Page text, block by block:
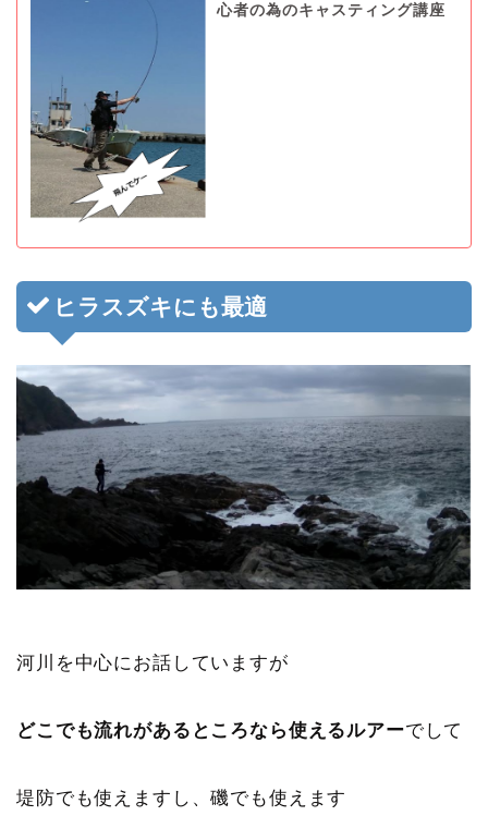
心者の為のキャスティング講座
ヒラスズキにも最適
河川を中心にお話していますが
どこでも流れがあるところなら使えるルアーでして
堤防でも使えますし、磯でも使えます